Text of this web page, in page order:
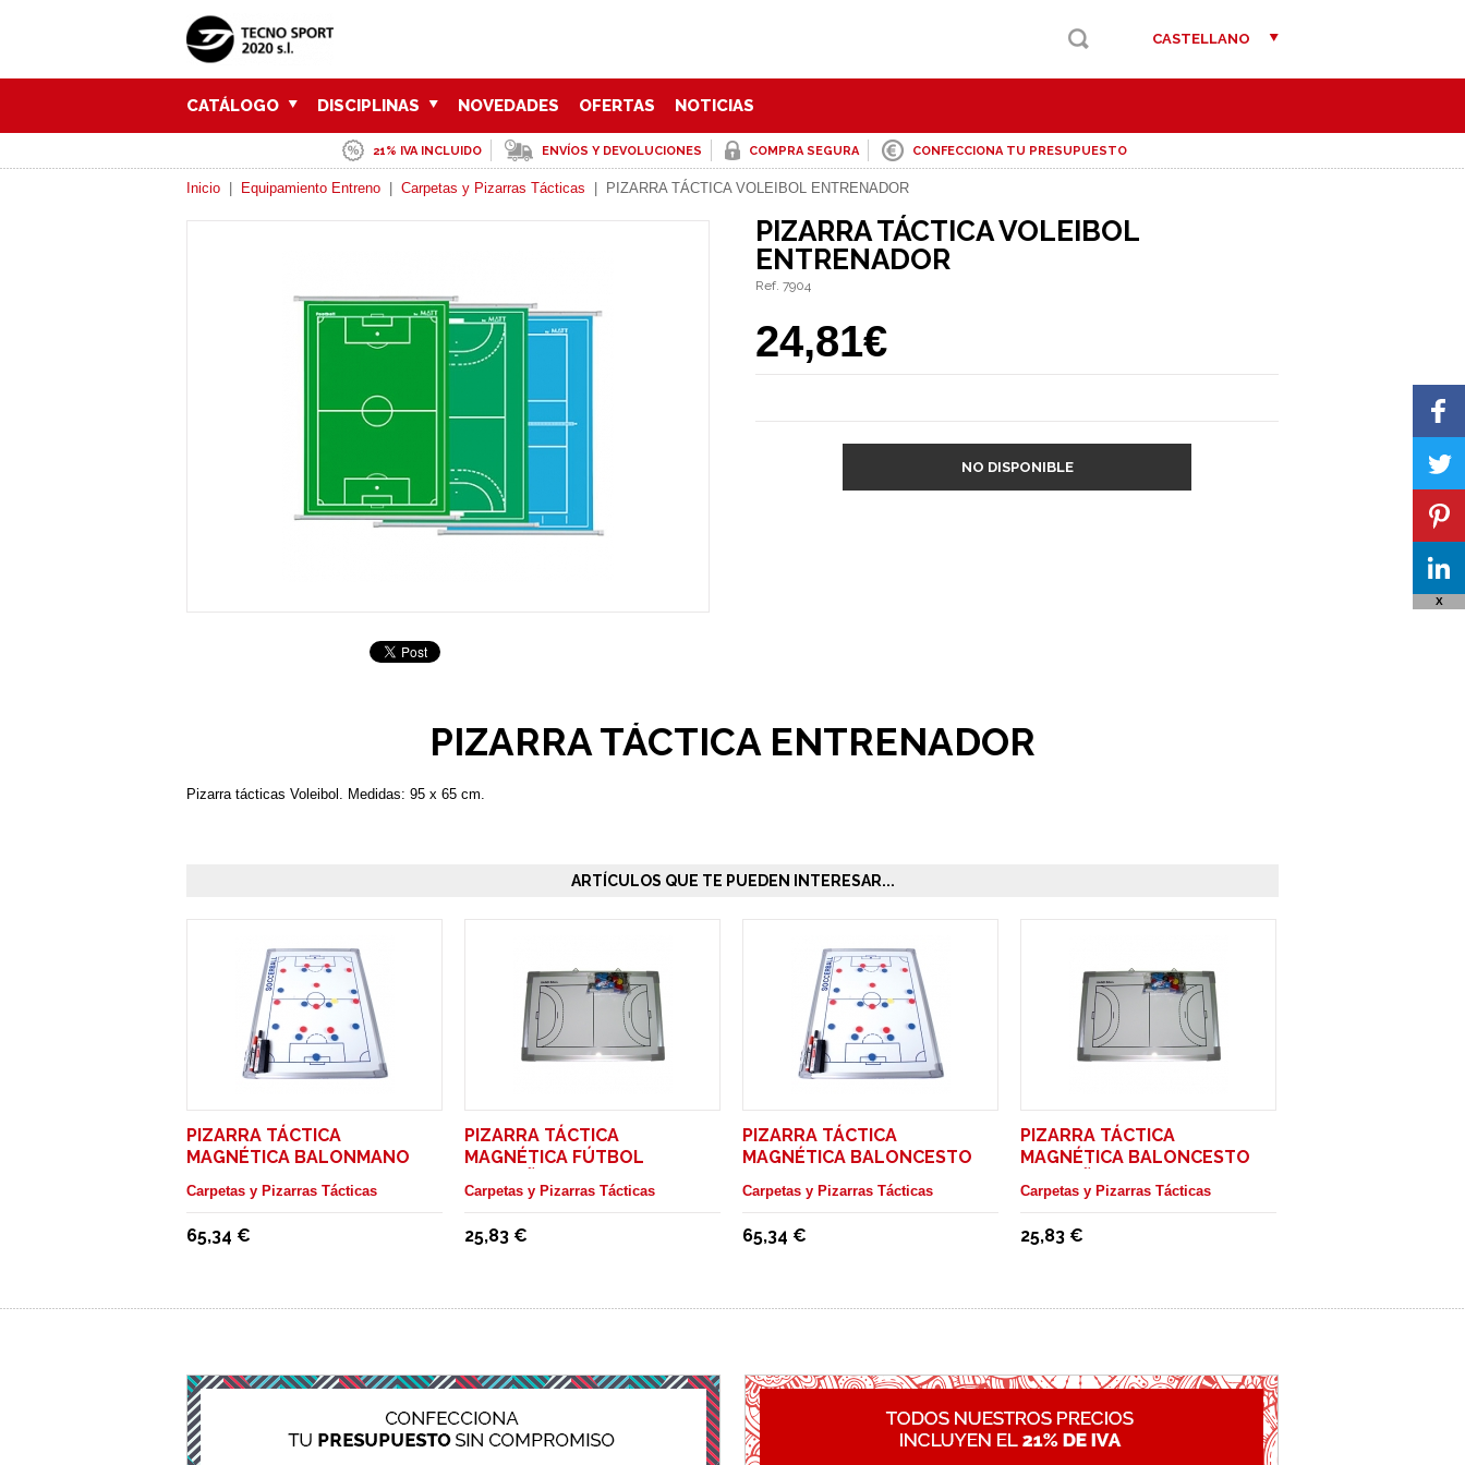
CASTELLANO
CATÁLOGO DISCIPLINAS NOVEDADES OFERTAS NOTICIAS
21% IVA INCLUIDO ENVÍOS Y DEVOLUCIONES COMPRA SEGURA CONFECCIONA TU PRESUPUESTO
Inicio Equipamiento Entreno Carpetas y Pizarras Tácticas PIZARRA TÁCTICA VOLEIBOL ENTRENADOR
PIZARRA TÁCTICA VOLEIBOL
ENTRENADOR
Ref. 7904
24,81€
NO DISPONIBLE
PIZARRA TÁCTICA ENTRENADOR
Pizarra tácticas Voleibol. Medidas: 95 x 65 cm.
ARTÍCULOS QUE TE PUEDEN INTERESAR...
PIZARRA TÁCTICA
MAGNÉTICA BALONMANO
Carpetas y Pizarras Tácticas
65,34 €
PIZARRA TÁCTICA
MAGNÉTICA FÚTBOL
PEQUEÑA ENTRENADOR
Carpetas y Pizarras Tácticas
25,83 €
PIZARRA TÁCTICA
MAGNÉTICA BALONCESTO
Carpetas y Pizarras Tácticas
65,34 €
PIZARRA TÁCTICA
MAGNÉTICA BALONCESTO
PEQUEÑA ENTRENADOR
Carpetas y Pizarras Tácticas
25,83 €
X